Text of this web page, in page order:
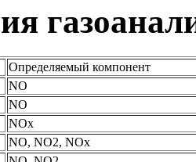
Определяемый компонент
NO
NO
NOx
NO, NO2, NOх